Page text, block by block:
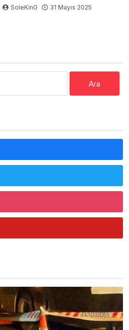
SoleKinG 31 Mayıs 2025